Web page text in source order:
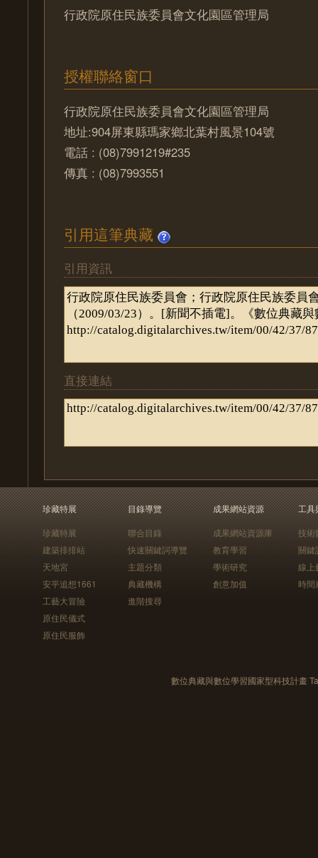
行政院原住民族委員會文化園區管理局
授權聯絡窗口
行政院原住民族委員會文化園區管理局
地址:904屏東縣瑪家鄉北葉村風景104號
電話 : (08)7991219#235
傳真 : (08)7993551
引用這筆典藏
引用資訊
直接連結
珍藏特展
珍藏特展
建築排排站
天地宮
安平追想1661
工藝大冒險
原住民儀式
原住民服飾
目錄導覽
聯合目錄
快速關鍵詞導覽
主題分類
典藏機構
進階搜尋
成果網站資源
成果網站資源庫
教育學習
學術研究
創意加值
工具
技術
關鍵
線上
時間
數位典藏與數位學習國家型科技計畫